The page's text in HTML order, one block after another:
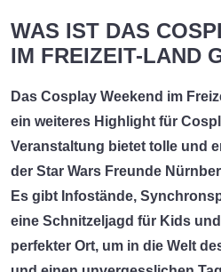
WAS IST DAS
IM FREIZEIT-LAND
Das Cosplay Weekend im
ein weiteres Highlight für
Veranstaltung bietet tolle und
der Star Wars Freunde
Es gibt Infostände,
eine Schnitzeljagd für Kids
perfekter Ort, um in die Welt